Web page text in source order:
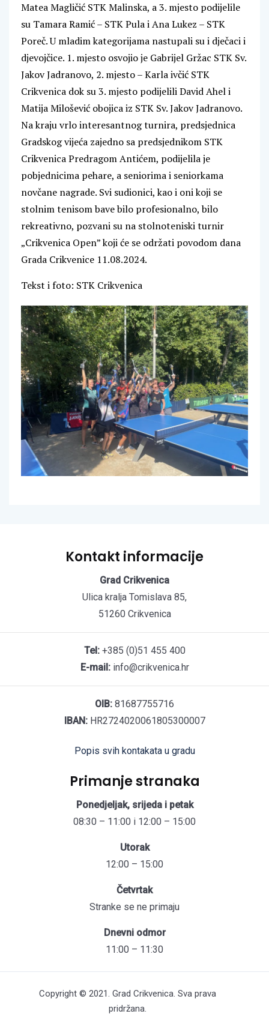
Matea Magličić STK Malinska, a 3. mjesto podijelile
su Tamara Ramić – STK Pula i Ana Lukez – STK
Poreč. U mladim kategorijama nastupali su i dječaci i
djevojčice. 1. mjesto osvojio je Gabrijel Gržac STK Sv.
Jakov Jadranovo, 2. mjesto – Karla ivčić STK
Crikvenica dok su 3. mjesto podijelili David Ahel i
Matija Milošević obojica iz STK Sv. Jakov Jadranovo.
Na kraju vrlo interesantnog turnira, predsjednica
Gradskog vijeća zajedno sa predsjednikom STK
Crikvenica Predragom Antićem, podijelila je
pobjednicima pehare, a seniorima i seniorkama
novčane nagrade. Svi sudionici, kao i oni koji se
stolnim tenisom bave bilo profesionalno, bilo
rekreativno, pozvani su na stolnoteniski turnir
„Crikvenica Open” koji će se održati povodom dana
Grada Crikvenice 11.08.2024.
Tekst i foto: STK Crikvenica
Kontakt informacije
Grad Crikvenica
Ulica kralja Tomislava 85,
51260 Crikvenica
Tel:+385 (0)51 455 400
E-mail:info@crikvenica.hr
OIB: 81687755716
IBAN:HR2724020061805300007
Popis svih kontakata u gradu
Primanje stranaka
Ponedjeljak, srijeda i petak
08:30 – 11:00 i 12:00 – 15:00
Utorak
12:00 – 15:00
Četvrtak
Stranke se ne primaju
Dnevni odmor
11:00 – 11:30
Copyright © 2021. Grad Crikvenica. Sva prava
pridržana.